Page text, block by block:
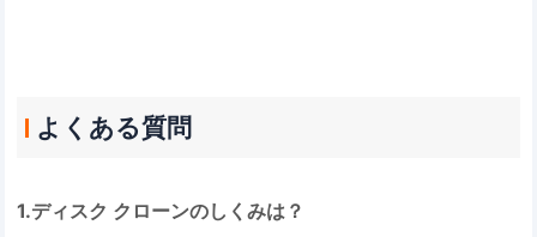
よくある質問
1.ディスク クローンのしくみは？